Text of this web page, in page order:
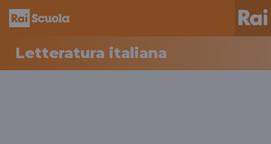
Letteratura italiana